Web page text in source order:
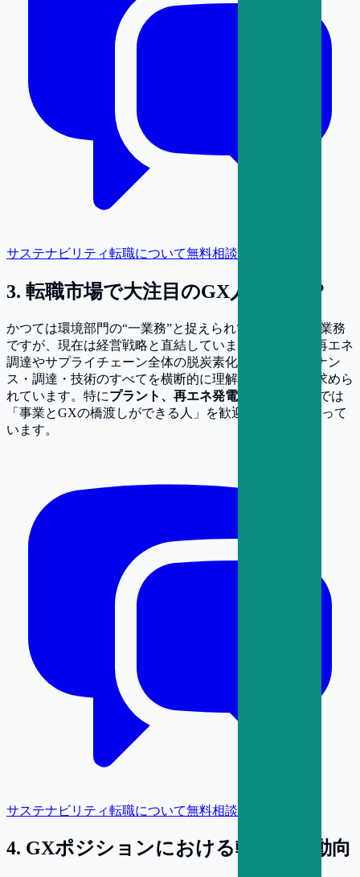
サステナビリティ転職について無料相談
3. 転職市場で大注目のGX人材とは？
かつては環境部門の“一業務”と捉えられていたGX関連業務
ですが、現在は経営戦略と直結しています。たとえば再エネ
調達やサプライチェーン全体の脱炭素化など、ファイナン
ス・調達・技術のすべてを横断的に理解できる人材が求めら
れています。特にプラント、再エネ発電 といった業界では
「事業とGXの橋渡しができる人」を歓迎する声が高まって
います。
サステナビリティ転職について無料相談
4. GXポジションにおける転職市場動向